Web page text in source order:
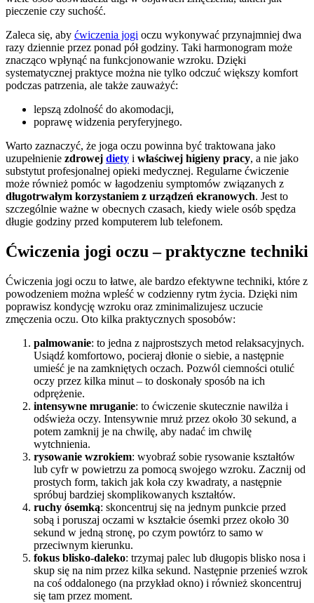
pieczenie czy suchość.
Zaleca się, aby ćwiczenia jogi oczu wykonywać przynajmniej dwa
razy dziennie przez ponad pół godziny. Taki harmonogram może
znacząco wpłynąć na funkcjonowanie wzroku. Dzięki
systematycznej praktyce można nie tylko odczuć większy komfort
podczas patrzenia, ale także zauważyć:
lepszą zdolność do akomodacji,
poprawę widzenia peryferyjnego.
Warto zaznaczyć, że joga oczu powinna być traktowana jako
uzupełnienie zdrowej diety i właściwej higieny pracy, a nie jako
substytut profesjonalnej opieki medycznej. Regularne ćwiczenie
może również pomóc w łagodzeniu symptomów związanych z
długotrwałym korzystaniem z urządzeń ekranowych. Jest to
szczególnie ważne w obecnych czasach, kiedy wiele osób spędza
długie godziny przed komputerem lub telefonem.
Ćwiczenia jogi oczu – praktyczne techniki
Ćwiczenia jogi oczu to łatwe, ale bardzo efektywne techniki, które z
powodzeniem można wpleść w codzienny rytm życia. Dzięki nim
poprawisz kondycję wzroku oraz zminimalizujesz uczucie
zmęczenia oczu. Oto kilka praktycznych sposobów:
palmowanie: to jedna z najprostszych metod relaksacyjnych.
Usiądź komfortowo, pocieraj dłonie o siebie, a następnie
umieść je na zamkniętych oczach. Pozwól ciemności otulić
oczy przez kilka minut – to doskonały sposób na ich
odprężenie.
intensywne mruganie: to ćwiczenie skutecznie nawilża i
odświeża oczy. Intensywnie mruż przez około 30 sekund, a
potem zamknij je na chwilę, aby nadać im chwilę
wytchnienia.
rysowanie wzrokiem: wyobraź sobie rysowanie kształtów
lub cyfr w powietrzu za pomocą swojego wzroku. Zacznij od
prostych form, takich jak koła czy kwadraty, a następnie
spróbuj bardziej skomplikowanych kształtów.
ruchy ósemką: skoncentruj się na jednym punkcie przed
sobą i poruszaj oczami w kształcie ósemki przez około 30
sekund w jedną stronę, po czym powtórz to samo w
przeciwnym kierunku.
fokus blisko-daleko: trzymaj palec lub długopis blisko nosa i
skup się na nim przez kilka sekund. Następnie przenieś wzrok
na coś oddalonego (na przykład okno) i również skoncentruj
się tam przez moment.